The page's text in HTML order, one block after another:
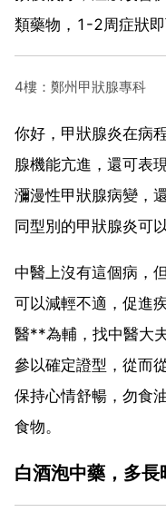
類藥物，1-2周症狀
4樓：鄭州甲狀腺專科
你好，甲狀腺炎在病
腺機能亢進，還可表
瀰漫性甲狀腺病變，
同型別的甲狀腺炎可
中醫上沒有這個病，
可以減輕不適，促進
醫**為輔，找中醫大
參以確定證型，從而
保持心情舒暢，勿食
食物。
白酒泡中藥，多長